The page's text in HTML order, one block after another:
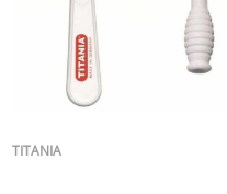
TITANIA